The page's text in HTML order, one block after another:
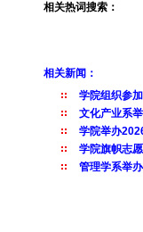
相关热词搜索：
相关新闻：